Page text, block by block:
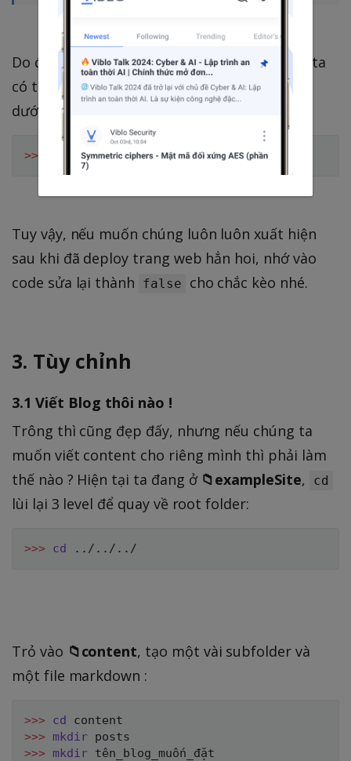
Do đó, nếu cảm thấy một vài post biến mất, ta
có thể ép chúng xuất hiện bằng cách gõ lệnh
dưới đây:
>>
Tuy vậy, nếu muốn chúng luôn luôn xuất hiện
sau khi đã deploy trang web hẳn hoi, nhớ vào
code sửa lại thành
false cho chắc kèo nhé.
3. Tùy chỉnh
3.1 Viết Blog thôi nào !
Trông thì cũng đẹp đấy, nhưng nếu chúng ta
muốn viết content cho riêng mình thì phải làm
thế nào ? Hiện tại ta đang ở 📁exampleSite, cd
lùi lại 3 level để quay về root folder:
>>> cd .. / .. / ..
Trỏ vào 📁content, tạo một vài subfolder và
một file markdown :
>>> cd
>>> mkdir
>>> mkdir